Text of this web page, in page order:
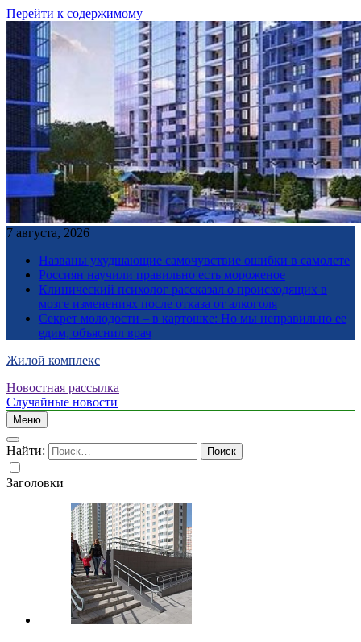
Перейти к содержимому
7 августа, 2026
Названы ухудшающие самочувствие ошибки в самолете
Россиян научили правильно есть мороженое
Клинический психолог рассказал о происходящих в
мозге изменениях после отказа от алкоголя
Секрет молодости – в картошке: Но мы неправильно ее
едим, объяснил врач
Жилой комплекс
Новостная рассылка
Случайные новости
Меню
Найти:
Заголовки